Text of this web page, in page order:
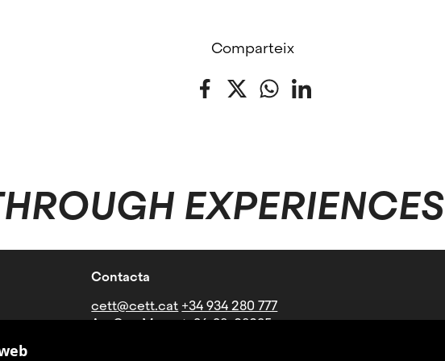
Comparteix
Facebook
TwitterWhatsApp
LinkedIn
EXPERIENCES
Contacta
cett@cett.cat +34 934 280 777
Av. Can Marcet, 36-38, 08035